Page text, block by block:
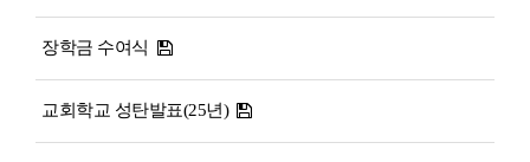
장학금 수여식
교회학교 성탄발표(25년)